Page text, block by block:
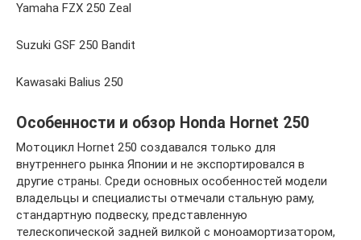
Yamaha FZX 250 Zeal
Suzuki GSF 250 Bandit
Kawasaki Balius 250
Особенности и обзор Honda Hornet 250
Мотоцикл Hornet 250 создавался только для
внутреннего рынка Японии и не экспортировался в
другие страны. Среди основных особенностей модели
владельцы и специалисты отмечали стальную раму,
стандартную подвеску, представленную
телескопической задней вилкой с моноамортизатором,